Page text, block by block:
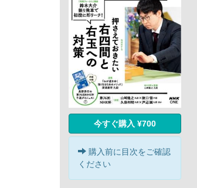
今すぐ購入 ¥700
購入前に目次をご確認
ください